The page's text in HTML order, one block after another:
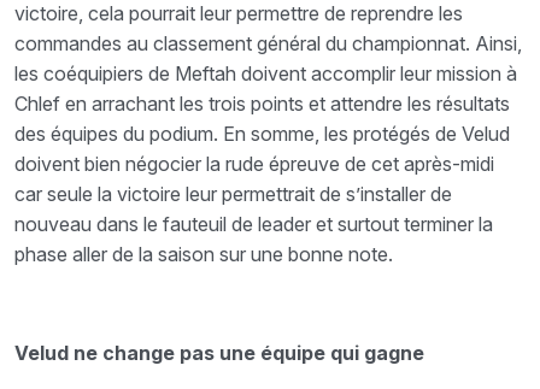
victoire, cela pourrait leur permettre de reprendre les
commandes au classement général du championnat. Ainsi,
les coéquipiers de Meftah doivent accomplir leur mission à
Chlef en arrachant les trois points et attendre les résultats
des équipes du podium. En somme, les protégés de Velud
doivent bien négocier la rude épreuve de cet après-midi
car seule la victoire leur permettrait de s’installer de
nouveau dans le fauteuil de leader et surtout terminer la
phase aller de la saison sur une bonne note.
Velud ne change pas une équipe qui gagne